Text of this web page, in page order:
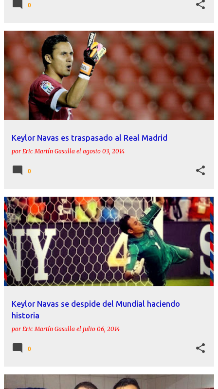
0
Keylor Navas es traspasado al Real Madrid
por Eric Martín Gasulla el agosto 03, 2014
0
Keylor Navas se despide del Mundial haciendo
historia
por Eric Martín Gasulla el julio 06, 2014
0